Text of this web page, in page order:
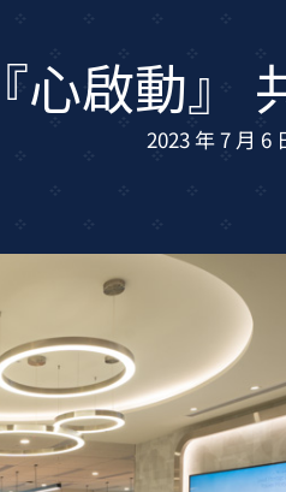
心啟動』
2023 年 7 月 6